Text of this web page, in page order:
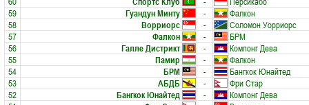
59
Гуандун Минту -
Фалкон
58
Ворриорс -
Соломон Уорриорс
57
Фалкон -
БРМ
56
Галле Дистрикт -
Компонг Дева
55
Памир -
Фалкон
54
БРМ -
Бангкок Юнайтед
53
АБДБ -
Фри Стар
52
Бангкок Юнайтед -
Компонг Дева